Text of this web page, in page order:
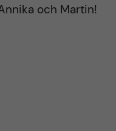
och Martin!